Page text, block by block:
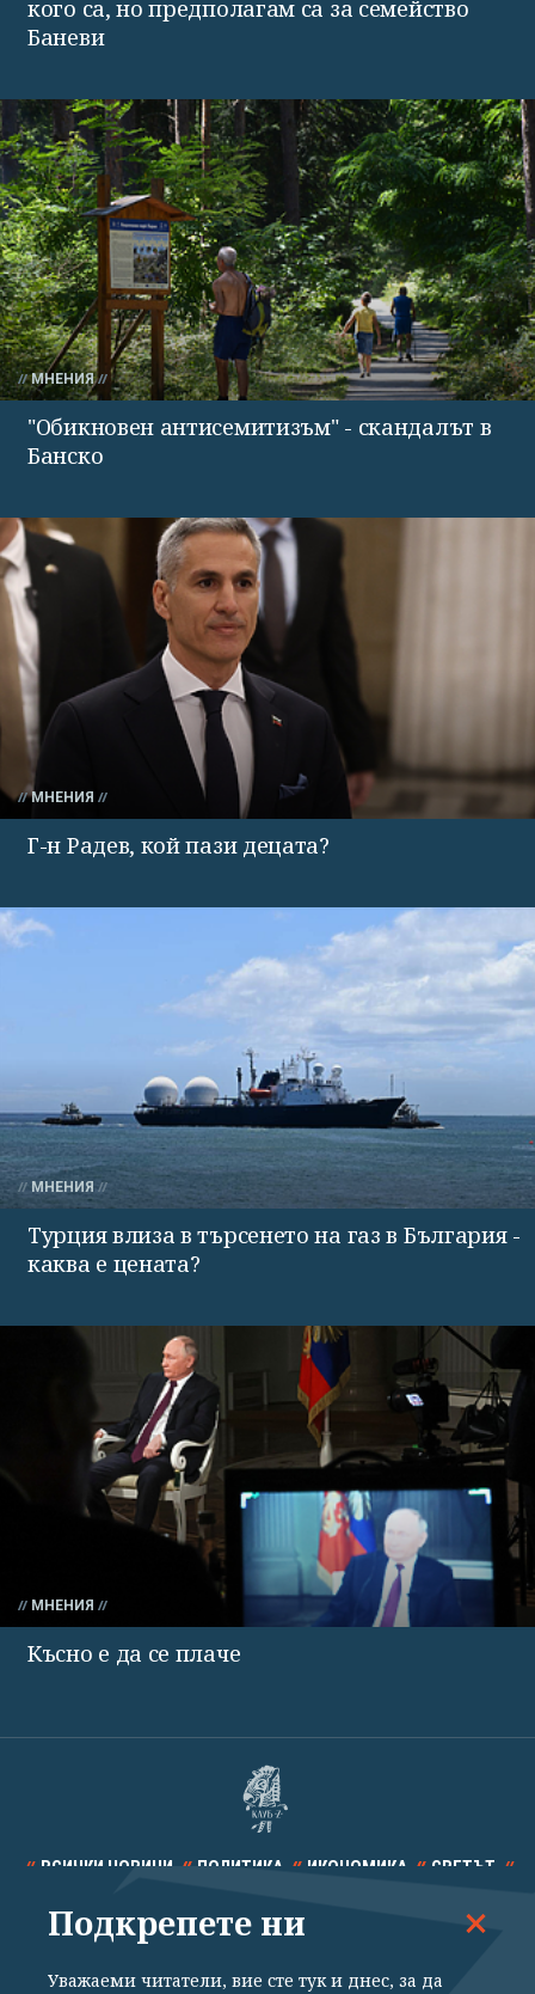
кого са, но предполагам са за семейство
Баневи
МНЕНИЯ
"Обикновен антисемитизъм" - скандалът в
Банско
МНЕНИЯ
Г-н Радев, кой пази децата?
МНЕНИЯ
Турция влиза в търсенето на газ в България -
каква е цената?
МНЕНИЯ
Късно е да се плаче
ВСИЧКИ НОВИНИ ПОЛИТИКА ИКОНОМИКА СВЕТЪТ
СПОРТ КУЛТУРА ТЕХНОЛОГИИ КАЛЕЙДОСКОП
Подкрепете ни
Уважаеми читатели, вие сте тук и днес, за да